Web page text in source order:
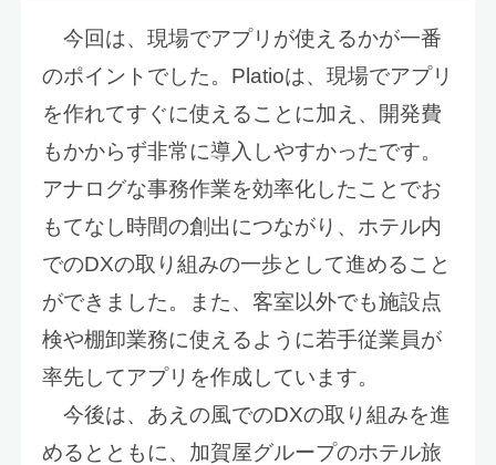
今回は、現場でアプリが使えるかが一番
のポイントでした。Platioは、現場でアプリ
を作れてすぐに使えることに加え、開発費
もかからず非常に導入しやすかったです。
アナログな事務作業を効率化したことでお
もてなし時間の創出につながり、ホテル内
でのDXの取り組みの一歩として進めること
ができました。また、客室以外でも施設点
検や棚卸業務に使えるように若手従業員が
率先してアプリを作成しています。
今後は、あえの風でのDXの取り組みを進
めるとともに、加賀屋グループのホテル旅